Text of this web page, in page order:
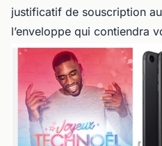
justificatif de souscription
l’enveloppe qui contiendra